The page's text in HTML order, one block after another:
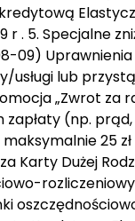
r . 5. Specjalne
09) Uprawnienia
lub
„Zwrot
(np.
25
Karty Dużej